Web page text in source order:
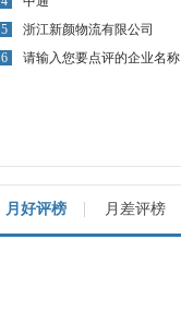
5
浙江新颜物流有限公司
6
请输入您要点评的企业名称
月好评榜 月差评榜